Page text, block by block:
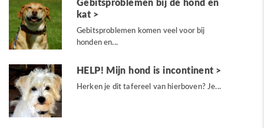
Gebitsproblemen bij de hond en
kat
Gebitsproblemen komen veel voor bij
honden en...
HELP! Mijn hond is incontinent
Herken je dit tafereel van hierboven? Je...